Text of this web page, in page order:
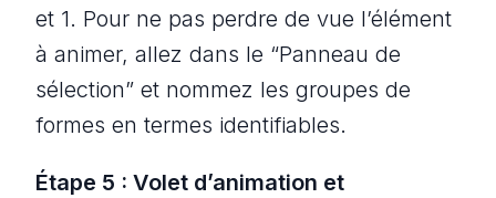
et 1. Pour ne pas perdre de vue l’élément
à animer, allez dans le “Panneau de
sélection” et nommez les groupes de
formes en termes identifiables.
Étape 5 : Volet d’animation et